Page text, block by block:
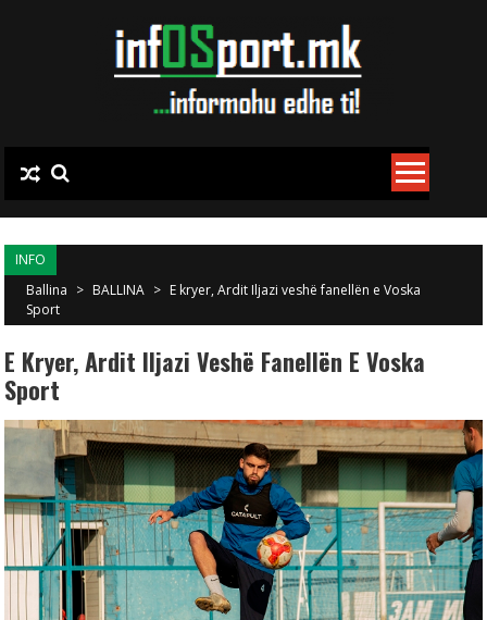
INFO
Ballina > BALLINA > E kryer, Ardit Iljazi veshë fanellën e Voska
Sport
E Kryer, Ardit Iljazi Veshë Fanellën E Voska
Sport